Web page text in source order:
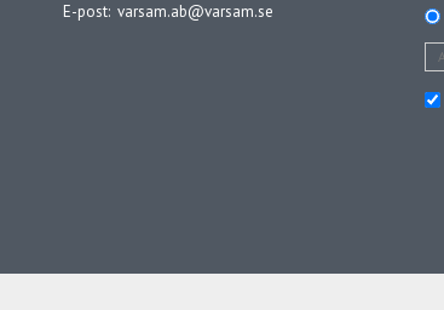
E-post: varsam.ab@varsam.se